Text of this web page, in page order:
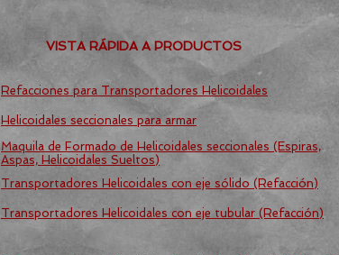
VISTA RÁPIDA A PRODUCTOS
Refacciones para Transportadores Helicoidales
Helicoidales seccionales para armar
Maquila de Formado de Helicoidales seccionales (Espiras,
Aspas, Helicoidales Sueltos)
Transportadores Helicoidales con eje sólido (Refacción)
Transportadores Helicoidales con eje tubular (Refacción)